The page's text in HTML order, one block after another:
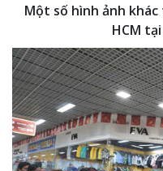
Một số hình ảnh
HCM